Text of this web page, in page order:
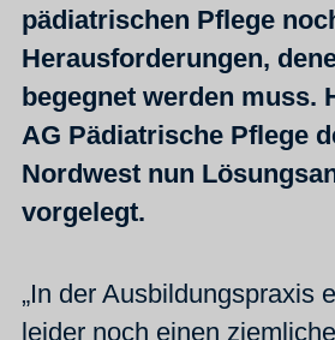
pädiatrischen Pflege
Herausforderungen,
begegnet werden muss.
AG Pädiatrische Pflege
Nordwest nun
vorgelegt.
„In der Ausbildungspraxis
leider noch einen